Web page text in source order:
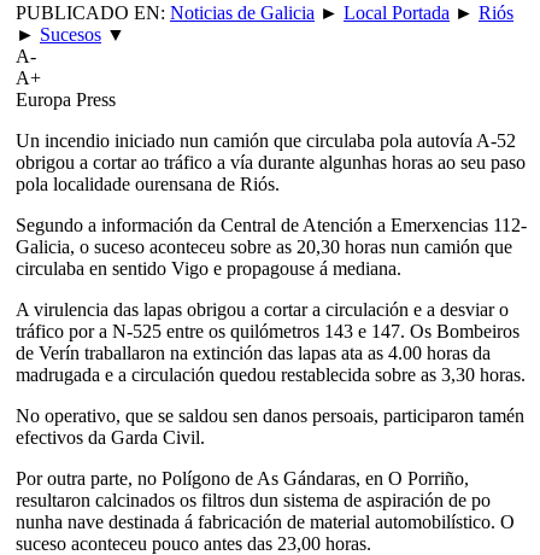
PUBLICADO EN: Noticias de Galicia ► Local Portada ► Riós
► Sucesos ▼
A-
A+
Europa Press
Un incendio iniciado nun camión que circulaba pola autovía A-52
obrigou a cortar ao tráfico a vía durante algunhas horas ao seu paso
pola localidade ourensana de Riós.
Segundo a información da Central de Atención a Emerxencias 112-
Galicia, o suceso aconteceu sobre as 20,30 horas nun camión que
circulaba en sentido Vigo e propagouse á mediana.
A virulencia das lapas obrigou a cortar a circulación e a desviar o
tráfico por a N-525 entre os quilómetros 143 e 147. Os Bombeiros
de Verín traballaron na extinción das lapas ata as 4.00 horas da
madrugada e a circulación quedou restablecida sobre as 3,30 horas.
No operativo, que se saldou sen danos persoais, participaron tamén
efectivos da Garda Civil.
Por outra parte, no Polígono de As Gándaras, en O Porriño,
resultaron calcinados os filtros dun sistema de aspiración de po
nunha nave destinada á fabricación de material automobilístico. O
suceso aconteceu pouco antes das 23,00 horas.